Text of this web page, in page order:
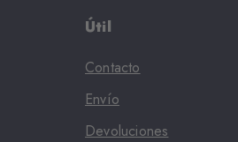
Útil
Contacto
Envío
Devoluciones